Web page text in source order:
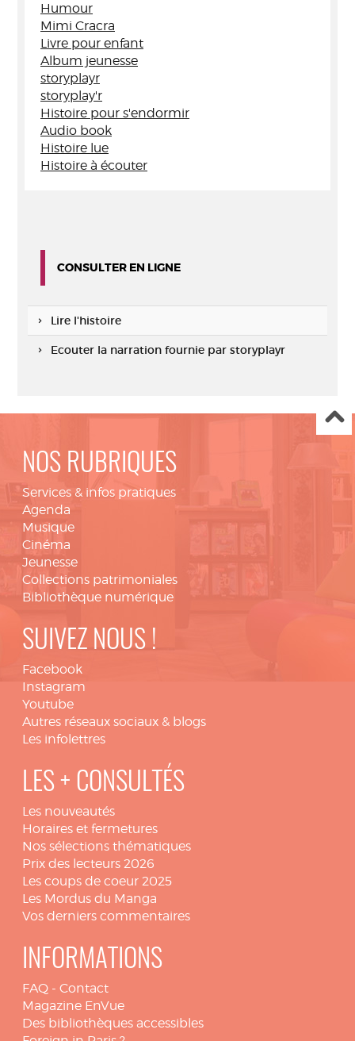
Humour
Mimi Cracra
Livre pour enfant
Album jeunesse
storyplayr
storyplay'r
Histoire pour s'endormir
Audio book
Histoire lue
Histoire à écouter
CONSULTER EN LIGNE
Lire l'histoire
Ecouter la narration fournie par storyplayr
NOS RUBRIQUES
Services & infos pratiques
Agenda
Musique
Cinéma
Jeunesse
Collections patrimoniales
Bibliothèque numérique
SUIVEZ NOUS !
Facebook
Instagram
Youtube
Autres réseaux sociaux & blogs
Les infolettres
LES + CONSULTÉS
Les nouveautés
Horaires et fermetures
Nos sélections thématiques
Prix des lecteurs 2026
Les coups de coeur 2025
Les Mordus du Manga
Vos derniers commentaires
INFORMATIONS
FAQ - Contact
Magazine EnVue
Des bibliothèques accessibles